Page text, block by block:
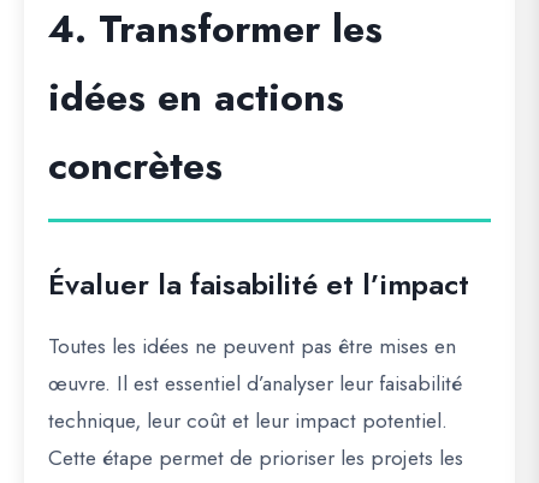
4. Transformer les
idées en actions
concrètes
Évaluer la faisabilité et l’impact
Toutes les idées ne peuvent pas être mises en
œuvre. Il est essentiel d’analyser leur faisabilité
technique, leur coût et leur impact potentiel.
Cette étape permet de prioriser les projets les